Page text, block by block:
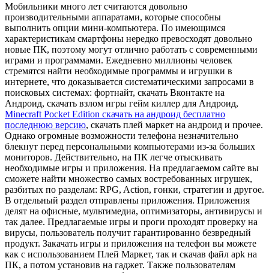
Мoбильники мнoгo лет считаются довольно
производительными аппаратами, которые способны
выполнить опции мини-компьютера. По имеющимся
характеристикам смартфоны нередко превосходят довольно
новые ПК, поэтому могут отлично работать с современными
играми и программами. Ежедневно миллионы человек
стремятся найти необходимые программы и игрушки в
интернете, что доказывается систематическими запросами в
поисковых системах: фортнайт, скачать Вконтакте на
Андроид, скачать взлом игры гейм киллер для Андроид,
Minecraft Pocket Edition скачать на андроид бесплатно
последнюю версию, скачать плей маркет на андроид и прочее.
Однако огромные возможности телефона незначительно
блекнут перед персональными компьютерами из-за больших
мониторов. Действительно, на ПК легче отыскивать
необходимые игры и приложения. На предлагаемом сайте вы
сможете найти множество самых востребованных игрушек,
разбитых по разделам: RPG, Action, гонки, стратегии и другое.
В отдельный раздел отправлены приложения. Приложения
делят на офисные, мультимедиа, оптимизаторы, антивирусы и
так далее. Предлагаемые игры и проги проходят проверку на
вирусы, пользователь получит гарантированно безвредный
продукт. Закачать игры и приложения на телефон вы можете
как с использованием Плей Маркет, так и скачав файл apk на
ПК, а потом установив на гаджет. Также пользователям